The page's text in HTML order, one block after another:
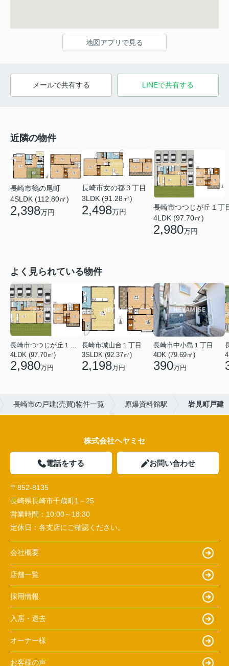
地図アプリで見る
メールで共有する LINEで共有する
近隣の物件
長崎市鶴の尾町
4SLDK (112.80㎡)
2,398万円
長崎市女の都３丁目
3LDK (91.28㎡)
2,498万円
長崎市つつじが丘１丁
4LDK (97.70㎡)
2,980万円
よく見られている物件
4LDK (97.70㎡)
2,980万円
長崎市城山台１丁目
3SLDK (92.37㎡)
2,198万円
長崎市中小島１丁目
4DK (79.69㎡)
390万円
長崎市の戸建(売買)物件一覧 原爆資料館駅 岩見町戸建
株式会社ヘヤミセ
電話をする お問い合わせ
〒852-8135
長崎県長崎市千歳町1－25
営業時間： 10:00～18:30
定休日： 各支店にご確認ください。
会社概要
店舗一覧
採用情報
入居・退去
オーナー様
お客様の声